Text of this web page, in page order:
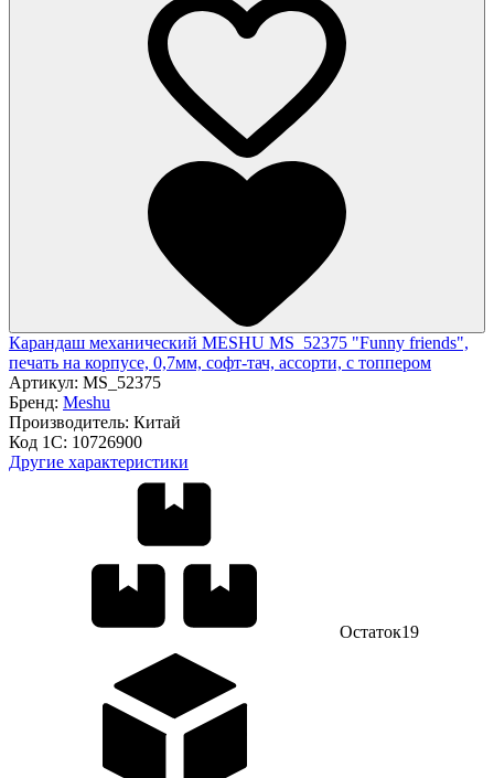
Карандаш механический MESHU MS_52375 "Funny friends",
печать на корпусе, 0,7мм, софт-тач, ассорти, с топпером
Артикул: MS_52375
Бренд: Meshu
Производитель: Китай
Код 1С: 10726900
Другие характеристики
Остаток19